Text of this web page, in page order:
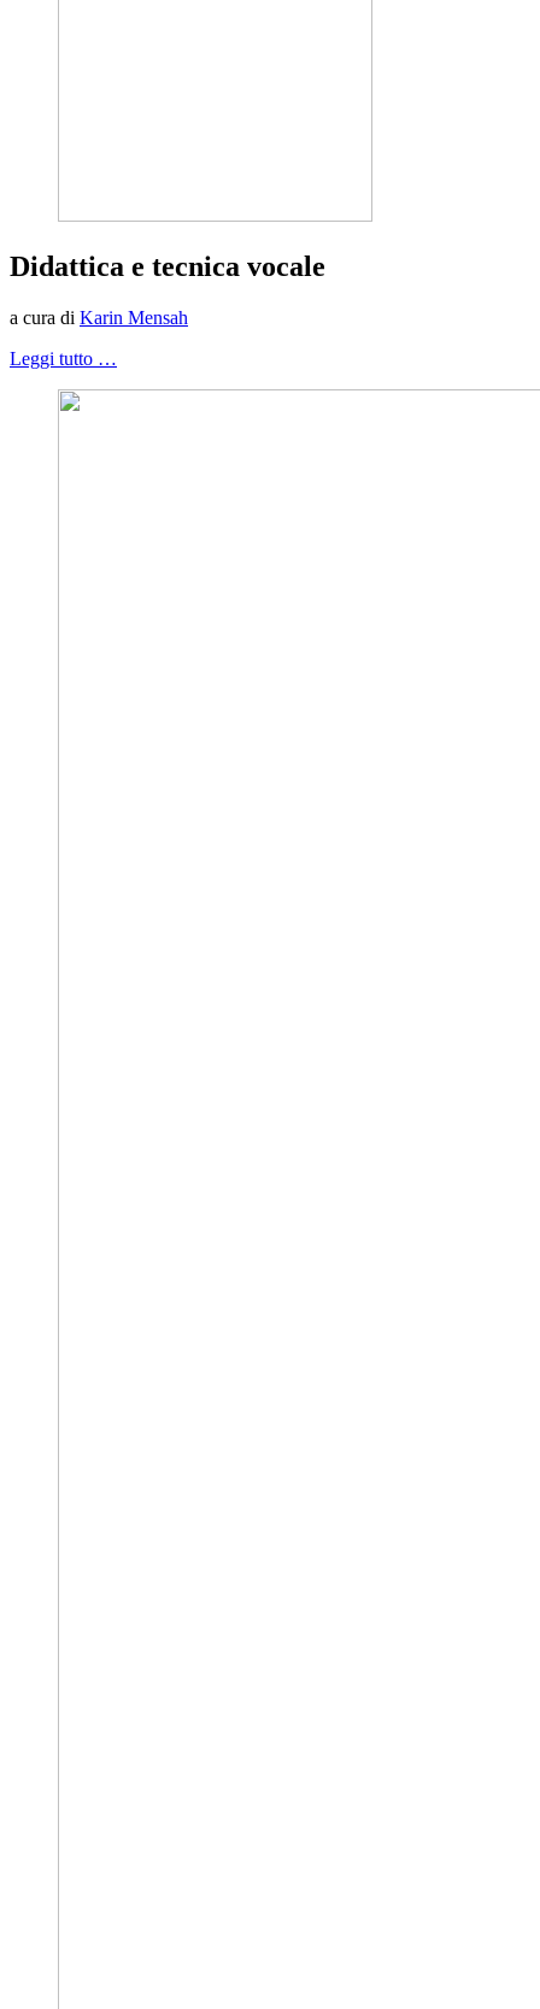
Didattica e tecnica vocale
a cura di Karin Mensah
Leggi tutto …